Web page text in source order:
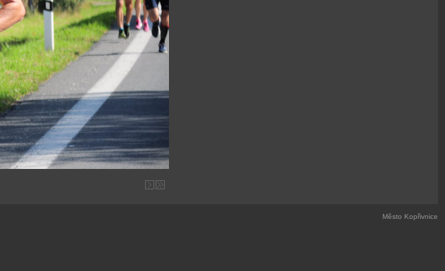
Město Kopřivnice